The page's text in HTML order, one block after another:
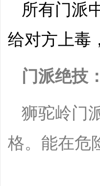
所有门派
给对方上毒
门派绝技
狮驼岭门
格。能在危